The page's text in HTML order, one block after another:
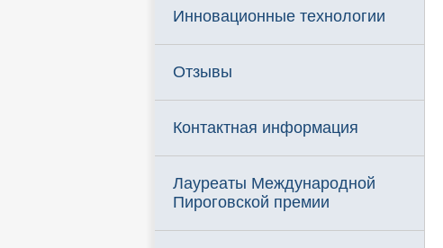
Инновационные технологии
Отзывы
Контактная информация
Лауреаты Международной
Пироговской премии